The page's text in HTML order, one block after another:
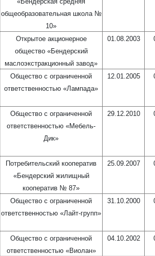
общеобразовательная школа №
10»
Открытое акционерное
общество «Бендерский
маслоэкстракционный завод»
01.08.2003
Общество с ограниченной
ответственностью «Лампада»
12.01.2005
Общество с ограниченной
ответственностью «Мебель-
Дик»
29.12.2010
Потребительский кооператив
«Бендерский жилищный
кооператив № 87»
25.09.2007
Общество с ограниченной
ответственностью «Лайт-групп»
31.10.2000
Общество с ограниченной
ответственностью «Виолан»
04.10.2002